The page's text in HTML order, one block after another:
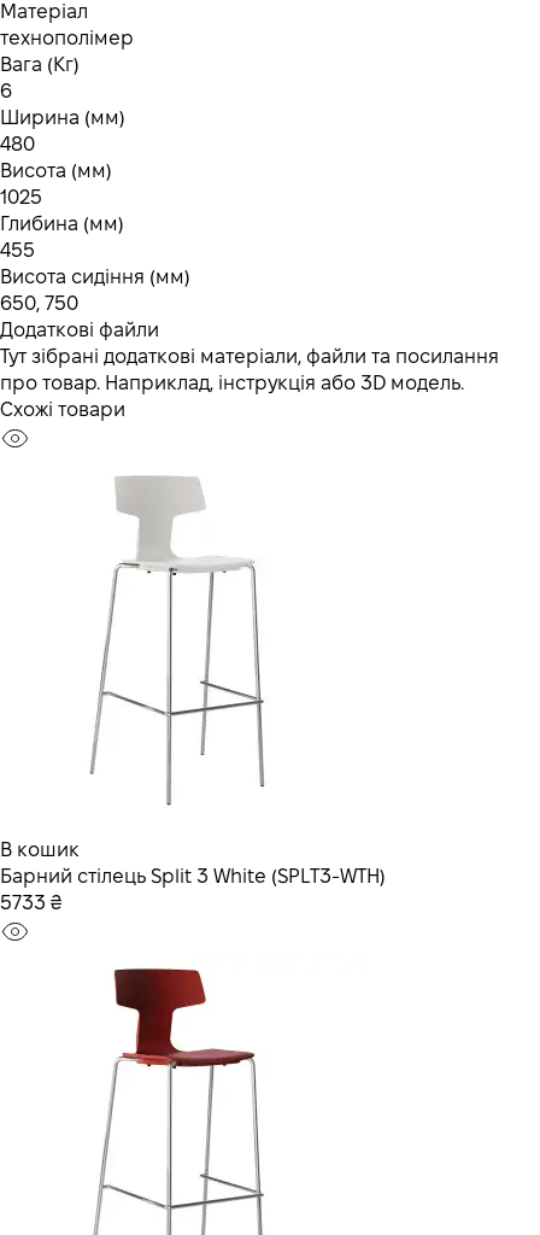
Матеріал
технополімер
Вага (Кг)
6
Ширина (мм)
480
Висота (мм)
1025
Глибина (мм)
455
Висота сидіння (мм)
650, 750
Додаткові файли
Тут зібрані додаткові матеріали, файли та посилання
про товар. Наприклад, інструкція або 3D модель.
Схожі товари
В кошик
Барний стілець Split 3 White (SPLT3-WTH)
5733 ₴